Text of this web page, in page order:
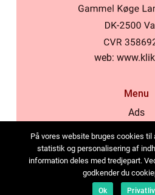
web:
Menu
Ads
Cookies
Contact
Sitemap
På vores website bruges cookies til
statistik og personalisering af
information deles med tredjepart.
godkender du
Ok